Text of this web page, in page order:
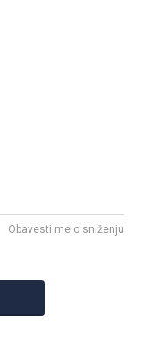
Obavesti me o sniženju